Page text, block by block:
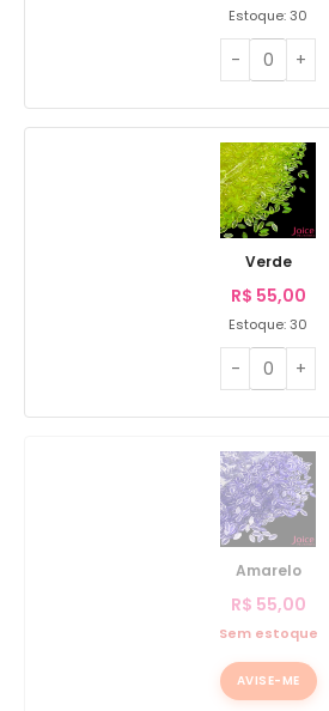
Estoque: 30
Verde
R$ 55,00
Estoque: 30
Amarelo
R$ 55,00
Sem estoque
AVISE-ME